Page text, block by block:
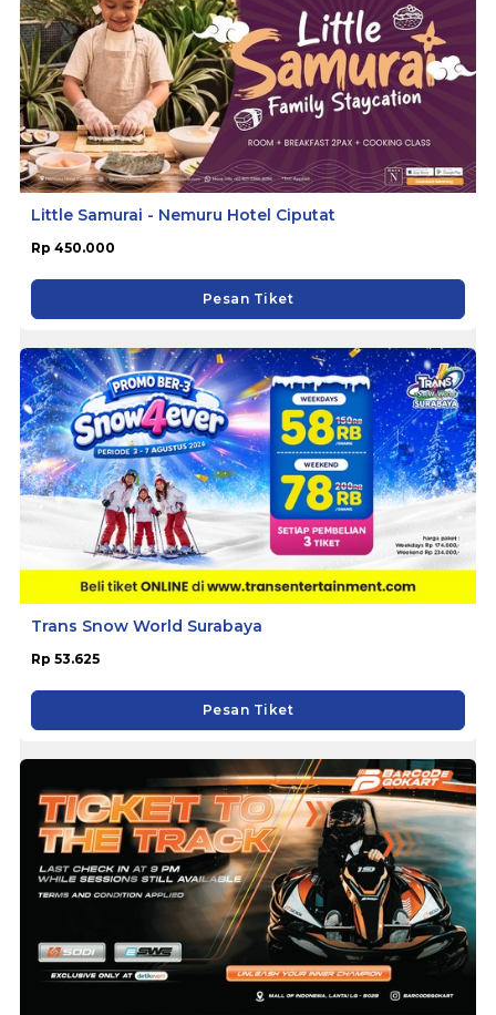
Little Samurai - Nemuru Hotel Ciputat
Rp 450.000
Pesan Tiket
Trans Snow World Surabaya
Rp 53.625
Pesan Tiket